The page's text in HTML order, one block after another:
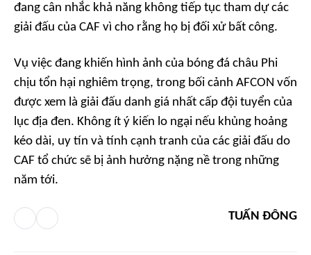
đang cân nhắc khả năng không tiếp tục tham dự các
giải đấu của CAF vì cho rằng họ bị đối xử bất công.
Vụ việc đang khiến hình ảnh của bóng đá châu Phi
chịu tổn hại nghiêm trọng, trong bối cảnh AFCON vốn
được xem là giải đấu danh giá nhất cấp đội tuyển của
lục địa đen. Không ít ý kiến lo ngại nếu khủng hoảng
kéo dài, uy tín và tính cạnh tranh của các giải đấu do
CAF tổ chức sẽ bị ảnh hưởng nặng nề trong những
năm tới.
TUẤN ĐÔNG